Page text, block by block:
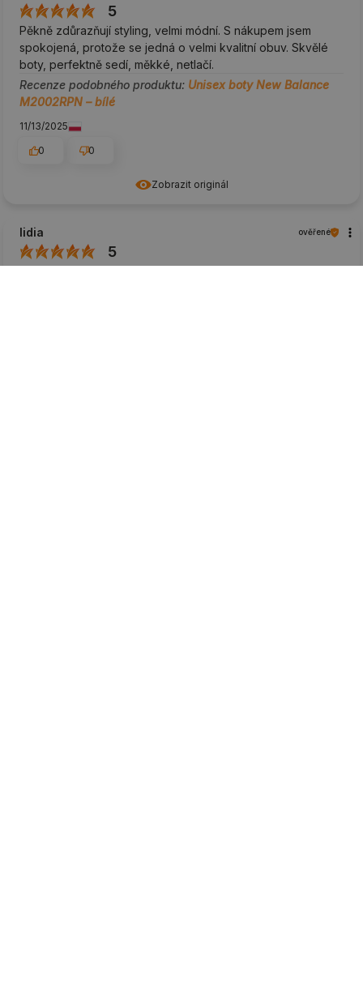
Zobrazit originál
5
Pěkně zdůrazňují styling, velmi módní. S nákupem jsem
spokojená, protože se jedná o velmi kvalitní obuv. Skvělé
boty, perfektně sedí, měkké, netlačí.
Recenze podobného produktu: Unisex boty New Balance
M2002RPN – bílé
11/13/2025
0
0
lidia ověřené
5